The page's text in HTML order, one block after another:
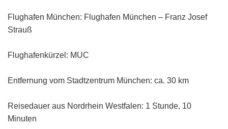
Flughafen München: Flughafen München – Franz Josef
Strauß
Flughafenkürzel: MUC
Entfernung vom Stadtzentrum München: ca. 30 km
Reisedauer aus Nordrhein Westfalen: 1 Stunde, 10
Minuten